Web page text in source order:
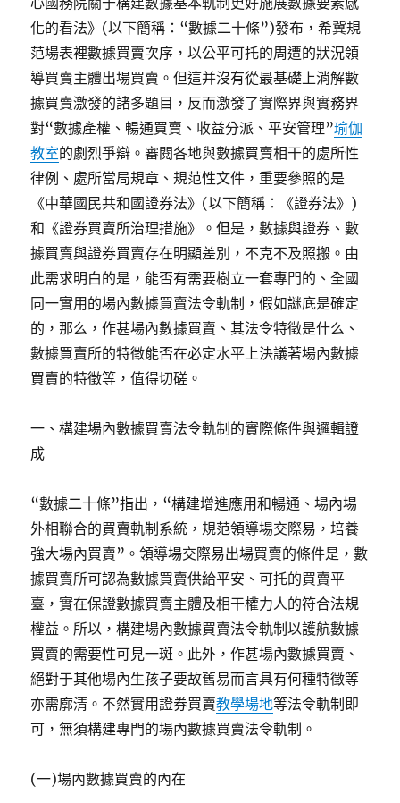
化的看法》(以下簡稱：“數據二十條”)發布，希冀規
范場表裡數據買賣次序，以公平可托的周遭的狀況領
導買賣主體出場買賣。但這并沒有從最基礎上消解數
據買賣激發的諸多題目，反而激發了實際界與實務界
對“數據產權、暢通買賣、收益分派、平安管理”瑜伽
教室的劇烈爭辯。審閱各地與數據買賣相干的處所性
律例、處所當局規章、規范性文件，重要參照的是
《中華國民共和國證券法》(以下簡稱：《證券法》)
和《證券買賣所治理措施》。但是，數據與證券、數
據買賣與證券買賣存在明顯差別，不克不及照搬。由
此需求明白的是，能否有需要樹立一套專門的、全國
同一實用的場內數據買賣法令軌制，假如謎底是確定
的，那么，作甚場內數據買賣、其法令特徵是什么、
數據買賣所的特徵能否在必定水平上決議著場內數據
買賣的特徵等，值得切磋。
一、構建場內數據買賣法令軌制的實際條件與邏輯證
成
“數據二十條”指出，“構建增進應用和暢通、場內場
外相聯合的買賣軌制系統，規范領導場交際易，培養
強大場內買賣”。領導場交際易出場買賣的條件是，數
據買賣所可認為數據買賣供給平安、可托的買賣平
臺，實在保證數據買賣主體及相干權力人的符合法規
權益。所以，構建場內數據買賣法令軌制以護航數據
買賣的需要性可見一斑。此外，作甚場內數據買賣、
絕對于其他場內生孩子要故舊易而言具有何種特徵等
亦需廓清。不然實用證券買賣教學場地等法令軌制即
可，無須構建專門的場內數據買賣法令軌制。
(一)場內數據買賣的內在